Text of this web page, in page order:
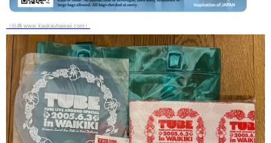
（出典 www.kaukauhawaii.com）